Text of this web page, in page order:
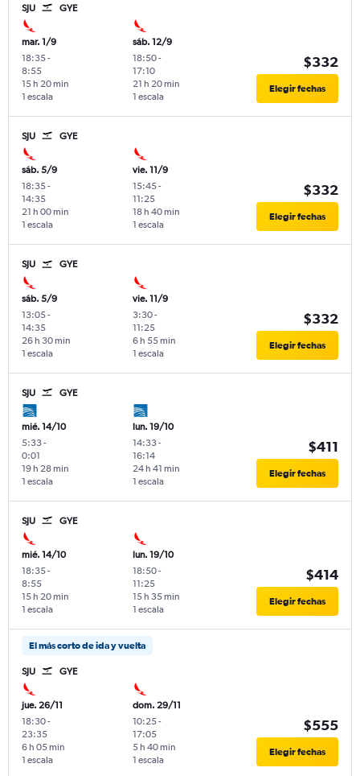
SJU GYE
mar. 1/9
18:35-
8:55
1 escala
15 h 20 min
sáb. 12/9
18:50-
17:10
1 escala
21 h 20 min
$332
Elegir fechas
SJU GYE
sáb. 5/9
18:35-
14:35
1 escala
21 h 00 min
vie. 11/9
15:45-
11:25
1 escala
18 h 40 min
$332
Elegir fechas
SJU GYE
sáb. 5/9
13:05-
14:35
1 escala
26 h 30 min
vie. 11/9
3:30-
11:25
1 escala
6 h 55 min
$332
Elegir fechas
SJU GYE
mié. 14/10
5:33-
0:01
1 escala
19 h 28 min
lun. 19/10
14:33-
16:14
1 escala
24 h 41 min
$411
Elegir fechas
SJU GYE
mié. 14/10
18:35-
8:55
1 escala
15 h 20 min
lun. 19/10
18:50-
11:25
1 escala
15 h 35 min
$414
Elegir fechas
El más corto de ida y vuelta
SJU GYE
jue. 26/11
18:30-
23:35
1 escala
6 h 05 min
dom. 29/11
10:25-
17:05
1 escala
5 h 40 min
$555
Elegir fechas